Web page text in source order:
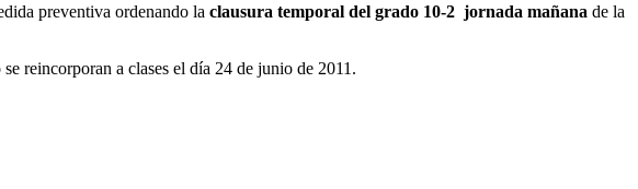
preventiva ordenando la clausura temporal del grado 10-2 jornada mañana de la
reincorporan a clases el día 24 de junio de 2011.